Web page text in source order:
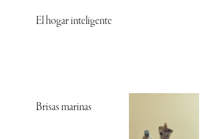
El hogar inteligente
Brisas marinas